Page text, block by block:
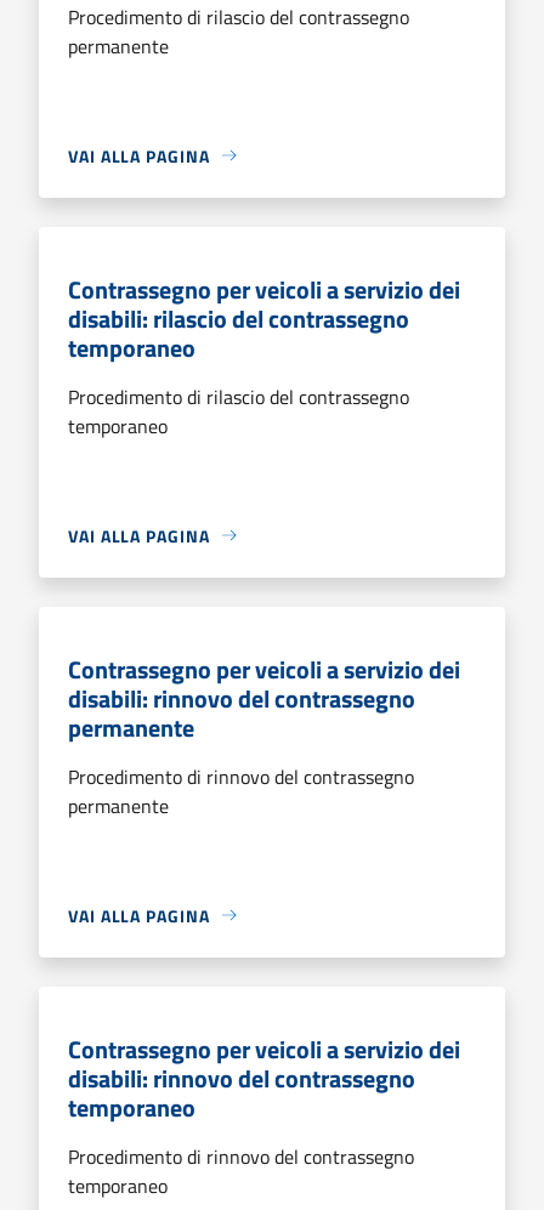
Procedimento di rilascio del contrassegno
permanente
VAI ALLA PAGINA
Contrassegno per veicoli a servizio dei
disabili: rilascio del contrassegno
temporaneo
Procedimento di rilascio del contrassegno
temporaneo
VAI ALLA PAGINA
Contrassegno per veicoli a servizio dei
disabili: rinnovo del contrassegno
permanente
Procedimento di rinnovo del contrassegno
permanente
VAI ALLA PAGINA
Contrassegno per veicoli a servizio dei
disabili: rinnovo del contrassegno
temporaneo
Procedimento di rinnovo del contrassegno
temporaneo